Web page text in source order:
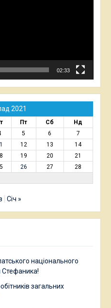
02:33
2021
Пт Сб
Нд
5 6
7
12 13
14
19 20
21
26 27
28
Січ »
національного
Стефаника!
загальних